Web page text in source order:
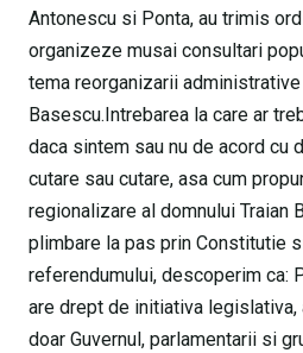
Antonescu si Ponta, au trimis
organizeze musai consultari
tema reorganizarii
Basescu.Intrebarea la care ar
daca sintem sau nu de acord cu
cutare sau cutare, asa cum
regionalizare al domnului Traian
plimbare la pas prin Constitutie
referendumului, descoperim ca:
are drept de initiativa
doar Guvernul, parlamentarii si